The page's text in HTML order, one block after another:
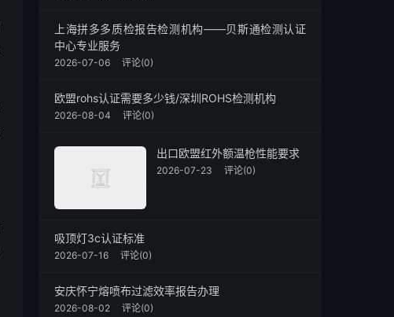
上海拼多多质检报告检测机构——贝斯通检测认证
中心专业服务
2026-07-06 评论(0)
欧盟rohs认证需要多少钱/深圳ROHS检测机构
2026-08-04 评论(0)
出口欧盟红外额温枪性能要求
2026-07-23 评论(0)
吸顶灯3c认证标准
2026-07-16 评论(0)
安庆怀宁熔喷布过滤效率报告办理
2026-08-02 评论(0)